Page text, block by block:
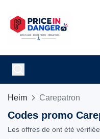
Heim Carepatron
Codes promo
Les offres de ont été